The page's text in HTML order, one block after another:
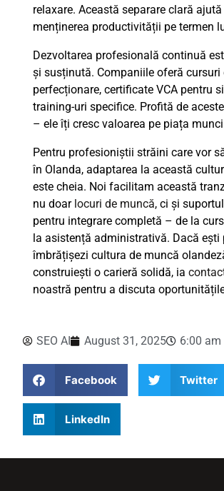
relaxare. Această separare clară ajută
menținerea productivității pe termen
Dezvoltarea profesională continuă
și susținută. Companiile oferă cursuri
perfecționare, certificate VCA pentru
training-uri specifice. Profită de
– ele îți cresc valoarea pe piața
Pentru profesioniștii străini care vor
în Olanda, adaptarea la această
este cheia. Noi facilitam această
nu doar locuri de muncă, ci și
pentru integrare completă – de la
la asistență administrativă. Dacă ești
îmbrățișezi cultura de muncă
construiești o carieră solidă, ia
noastră pentru a discuta
SEO AI August 31, 2025 6:00 am
Facebook Twitter
LinkedIn